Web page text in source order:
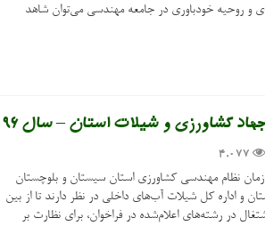
و روحیه خودباوری در جامعه مهندسی می‌توان شاهد
کشاورزی و شیلات استان – سال ۹۶
4,077
نظام مهندسی کشاورزی استان سیستان و بلوچستان
و اداره کل شیلات آب‌های داخلی در نظر دارند تا از بین
در رشته‌های اعلام‌شده در فراخوان، برای نظارت بر